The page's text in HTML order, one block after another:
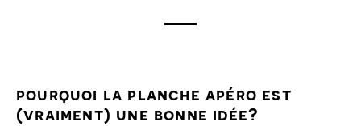
pourquoi la planche apéro est
(vraiment) une bonne idée?